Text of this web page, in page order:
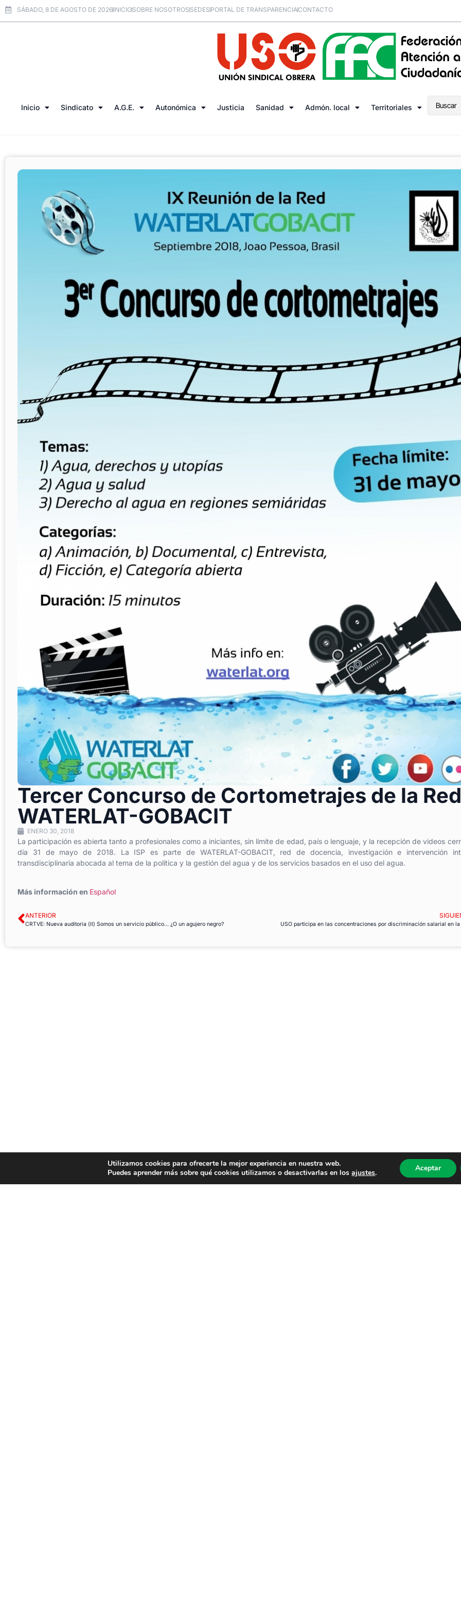
SÁBADO, 8 DE AGOSTO DE 2026INICIOSOBRE NOSOTROSSEDESPORTAL DE TRANSPARENCIACONTACTO
Inicio Sindicato A.G.E. Autonómica Justicia Sanidad Admón. local Territoriales
Tercer Concurso de Cortometrajes de la Red
WATERLAT-GOBACIT
ENERO 30, 2018
La participación es abierta tanto a profesionales como a iniciantes, sin límite de edad, país o lenguaje, y la recepción de videos
día 31 de mayo de 2018. La ISP es parte de WATERLAT-GOBACIT, red de docencia, investigación e intervención
transdisciplinaria abocada al tema de la política y la gestión del agua y de los servicios basados en el uso del agua.
Más información en Español
ANTERIOR
CRTVE: Nueva auditoria (II) Somos un servicio público… ¿O un agujero negro? USO participa en las concentraciones por discriminación salarial en la
Utilizamos cookies para ofrecerte la mejor experiencia en nuestra web.
Puedes aprender más sobre qué cookies utilizamos o desactivarlas en losajustes. Aceptar